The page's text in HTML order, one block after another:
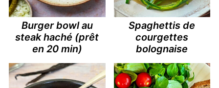
Burger bowl au
steak haché (prêt
en 20 min)
Spaghettis de
courgettes
bolognaise